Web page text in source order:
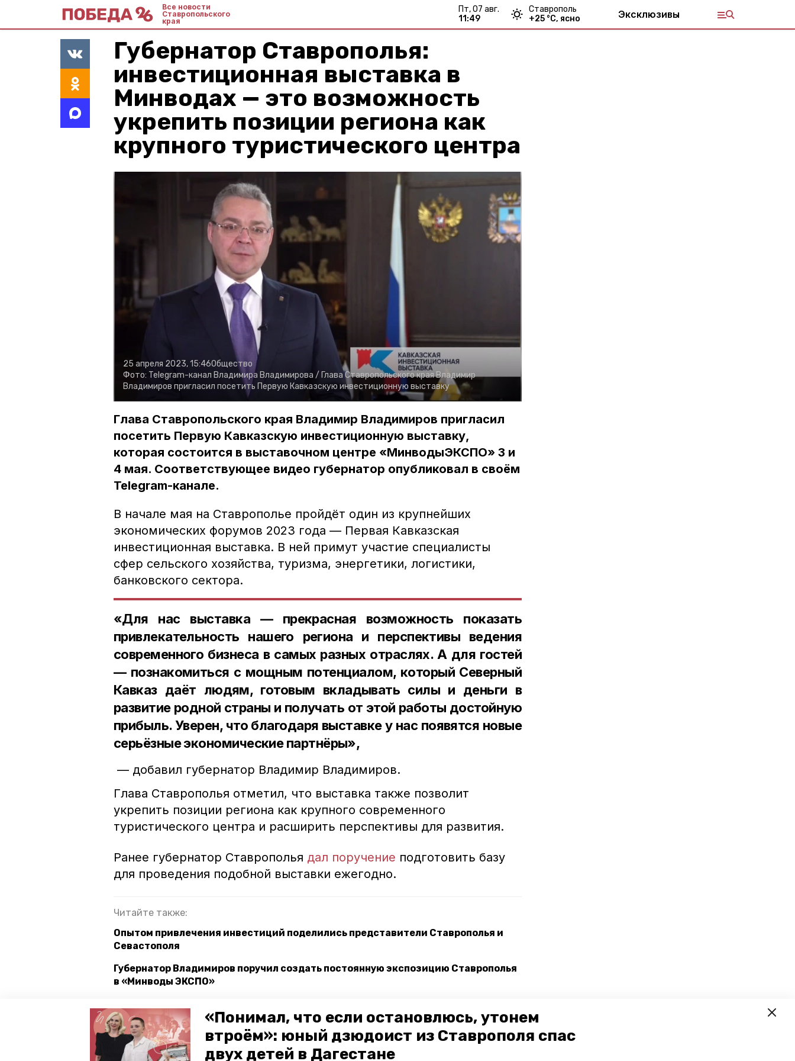
«Понимал, что если остановлюсь, утонем
втроём»: юный дзюдоист из Ставрополя спас
двух детей в Дагестане
Все новости
Ставропольского
края
пт, 07 авг.
11:49
Ставрополь
+25 °С, ясно Эксклюзивы
Губернатор Ставрополья:
инвестиционная выставка в
Минводах — это возможность
укрепить позиции региона как
крупного туристического центра
25 апреля 2023, 15:46Общество
Фото: Telegram-канал Владимира Владимирова / Глава Ставропольского края Владимир
Владимиров пригласил посетить Первую Кавказскую инвестиционную выставку
Глава Ставропольского края Владимир Владимиров пригласил
посетить Первую Кавказскую инвестиционную выставку,
которая состоится в выставочном центре «МинводыЭКСПО» 3 и
4 мая. Соответствующее видео губернатор опубликовал в своём
Telegram-канале.
В начале мая на Ставрополье пройдёт один из крупнейших
экономических форумов 2023 года — Первая Кавказская
инвестиционная выставка. В ней примут участие специалисты
сфер сельского хозяйства, туризма, энергетики, логистики,
банковского сектора.
«Для нас выставка — прекрасная возможность показать
привлекательность нашего региона и перспективы ведения
современного бизнеса в самых разных отраслях. А для гостей
— познакомиться с мощным потенциалом, который Северный
Кавказ даёт людям, готовым вкладывать силы и деньги в
развитие родной страны и получать от этой работы достойную
прибыль. Уверен, что благодаря выставке у нас появятся новые
серьёзные экономические партнёры»,
— добавил губернатор Владимир Владимиров.
Глава Ставрополья отметил, что выставка также позволит
укрепить позиции региона как крупного современного
туристического центра и расширить перспективы для развития.
Ранее губернатор Ставрополья дал поручение подготовить базу
для проведения подобной выставки ежегодно.
Читайте также:
Опытом привлечения инвестиций поделились представители Ставрополья и
Севастополя
Губернатор Владимиров поручил создать постоянную экспозицию Ставрополья
в «Минводы ЭКСПО»
принять участие в конкурсе брендов
ставропольский край губернатор владимир владимиров